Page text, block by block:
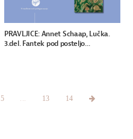
PRAVLJICE: Annet Schaap, Lučka.
3.del. Fantek pod posteljo...
5 ... 13 14